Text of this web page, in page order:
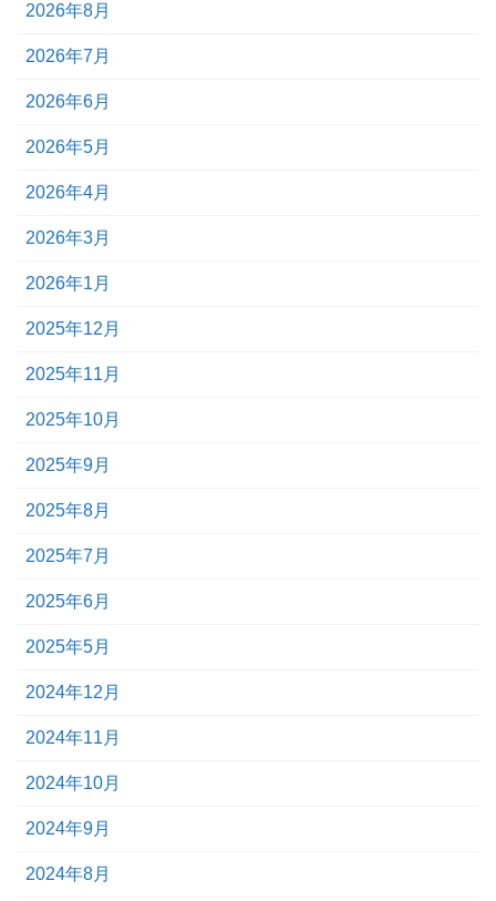
2026年8月
2026年7月
2026年6月
2026年5月
2026年4月
2026年3月
2026年1月
2025年12月
2025年11月
2025年10月
2025年9月
2025年8月
2025年7月
2025年6月
2025年5月
2024年12月
2024年11月
2024年10月
2024年9月
2024年8月